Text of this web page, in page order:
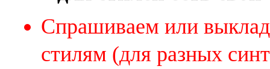
Спрашиваем или
стилям (для разных